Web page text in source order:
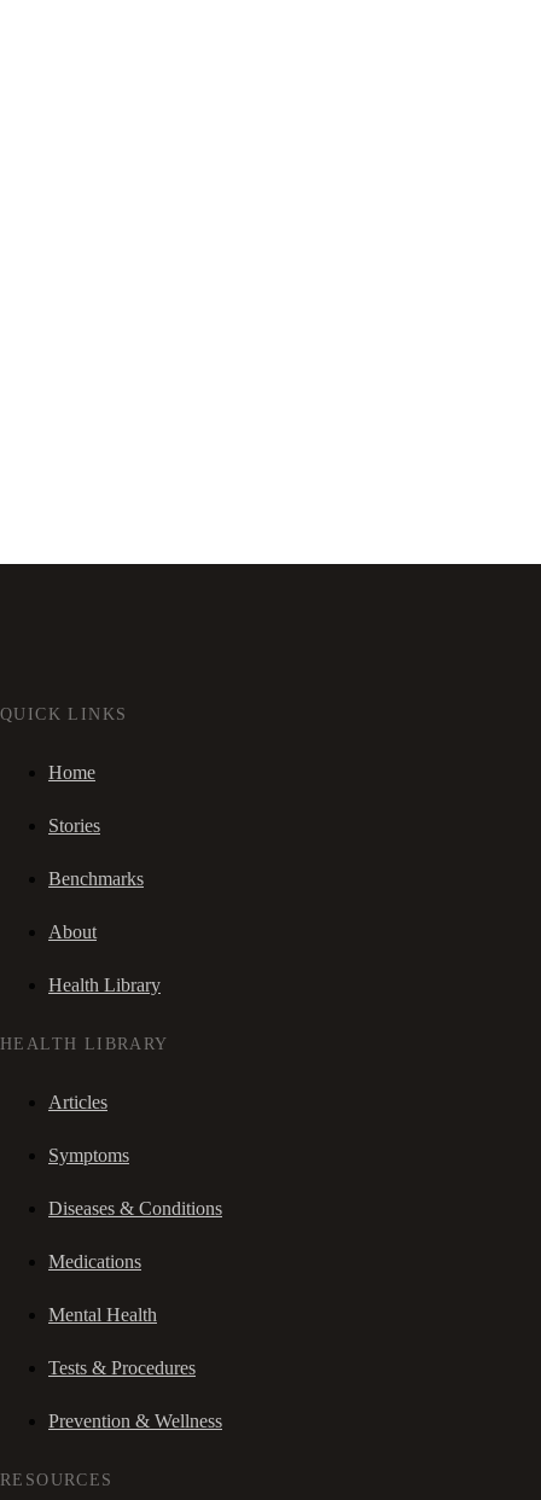
QUICK LINKS
Home
Stories
Benchmarks
About
Health Library
HEALTH LIBRARY
Articles
Symptoms
Diseases & Conditions
Medications
Mental Health
Tests & Procedures
Prevention & Wellness
RESOURCES